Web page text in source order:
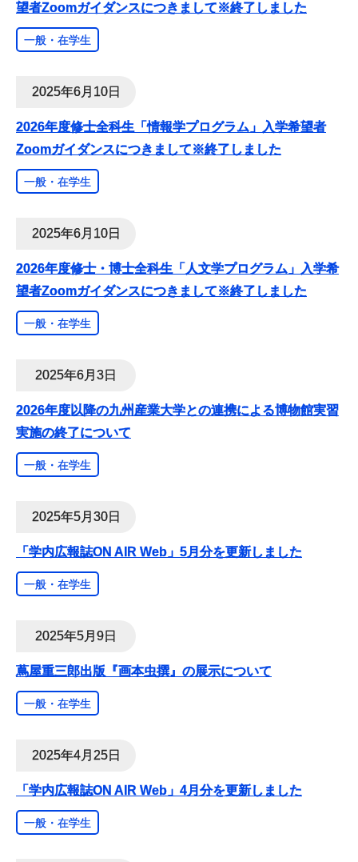
望者Zoomガイダンスにつきまして※終了しました
一般・在学生
2025年6月10日
2026年度修士全科生「情報学プログラム」入学希望者
Zoomガイダンスにつきまして※終了しました
一般・在学生
2025年6月10日
2026年度修士・博士全科生「人文学プログラム」入学希
望者Zoomガイダンスにつきまして※終了しました
一般・在学生
2025年6月3日
2026年度以降の九州産業大学との連携による博物館実習
実施の終了について
一般・在学生
2025年5月30日
「学内広報誌ON AIR Web」5月分を更新しました
一般・在学生
2025年5月9日
蔦屋重三郎出版『画本虫撰』の展示について
一般・在学生
2025年4月25日
「学内広報誌ON AIR Web」4月分を更新しました
一般・在学生